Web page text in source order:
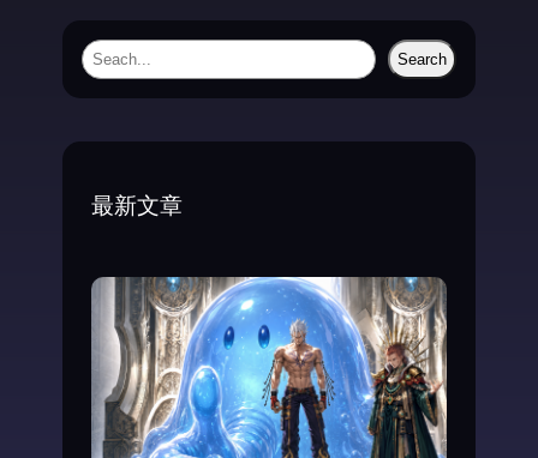
S
Search
最新文章